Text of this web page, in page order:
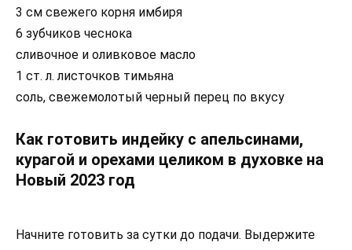
3 см свежего корня имбиря
6 зубчиков чеснока
сливочное и оливковое масло
1 ст. л. листочков тимьяна
соль, свежемолотый черный перец по вкусу
Как готовить индейку с апельсинами,
курагой и орехами целиком в духовке на
Новый 2023 год
Начните готовить за сутки до подачи. Выдержите